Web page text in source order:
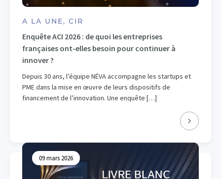
A LA UNE, CIR
Enquête ACI 2026 : de quoi les entreprises
françaises ont-elles besoin pour continuer à
innover ?
Depuis 30 ans, l’équipe NÉVA accompagne les startups et
PME dans la mise en œuvre de leurs dispositifs de
financement de l’innovation. Une enquête […]
09 mars 2026